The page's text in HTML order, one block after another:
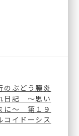
レンズ
ンズ
やり直し
のぶどう膜炎
日記 ～思い
に～ 第１９
コイドーシス